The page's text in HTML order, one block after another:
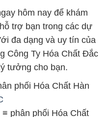
hôm nay để khám
trợ bạn trong các dự
đa dạng và uy tín của
Công Ty Hóa Chất Đắc
tưởng cho bạn.
phối Hóa Chất Hàn
phân phối Hóa Chất